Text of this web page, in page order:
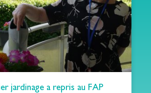
jardinage a repris au FAP